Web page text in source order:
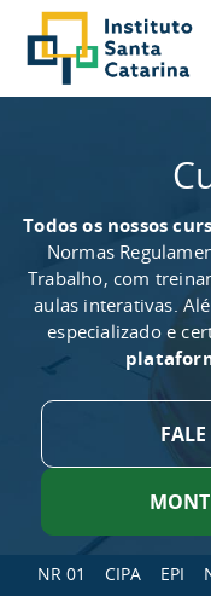
Todos os nossos
Normas
Trabalho, com
aulas interativas.
especializado e
NR 01 CIPA EPI